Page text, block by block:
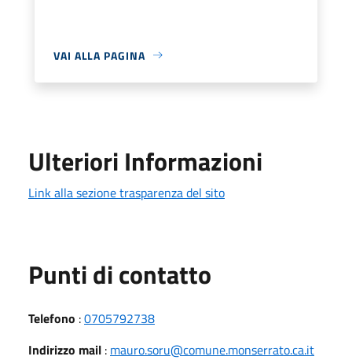
VAI ALLA PAGINA
Ulteriori Informazioni
Link alla sezione trasparenza del sito
Punti di contatto
Telefono :0705792738
Indirizzo mail : mauro.soru@comune.monserrato.ca.it